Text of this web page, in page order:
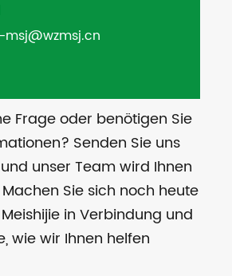
Frage oder benötigen Sie
Senden Sie uns
unser Team wird Ihnen
Sie sich noch heute
in Verbindung und
wie wir Ihnen helfen